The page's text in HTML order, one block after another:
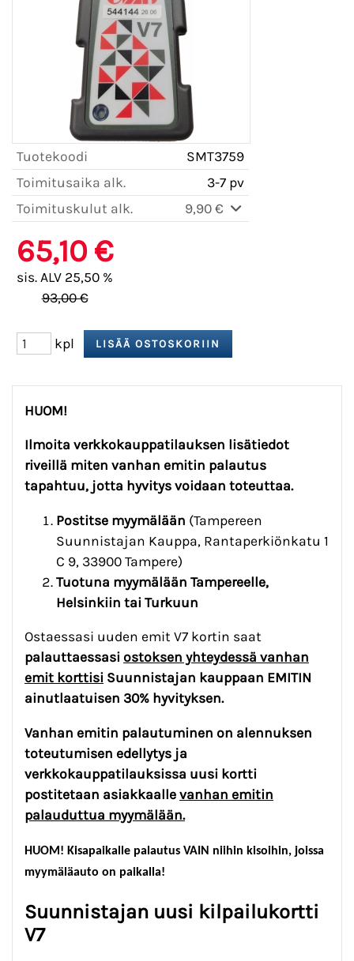
Tuotekoodi
SMT3759
Toimitusaika alk.
3-7 pv
Toimituskulut alk.
9,90 €
65,10 €
sis. ALV 25,50 %
93,00 €
kpl
HUOM!
Ilmoita verkkokauppatilauksen lisätiedot
riveillä miten vanhan emitin palautus
tapahtuu, jotta hyvitys voidaan toteuttaa.
Postitse myymälään (Tampereen
Suunnistajan Kauppa, Rantaperkiönkatu 1
C 9, 33900 Tampere)
Tuotuna myymälään Tampereelle,
Helsinkiin tai Turkuun
Ostaessasi uuden emit V7 kortin saat
palauttaessasi ostoksen yhteydessä vanhan
emit korttisi Suunnistajan kauppaan EMITIN
ainutlaatuisen 30% hyvityksen.
Vanhan emitin palautuminen on alennuksen
toteutumisen edellytys ja
verkkokauppatilauksissa uusi kortti
postitetaan asiakkaalle vanhan emitin
palauduttua myymälään.
HUOM! Kisapaikalle palautus VAIN niihin kisoihin, joissa
myymäläauto on paikalla!
Suunnistajan uusi kilpailukortti
V7